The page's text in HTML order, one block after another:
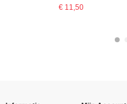
€ 11,50